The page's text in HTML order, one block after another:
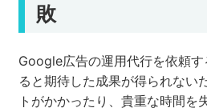
敗
Google広告の運用代行を依頼
ると期待した成果が得られない
トがかかったり、貴重な時間を